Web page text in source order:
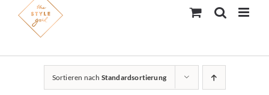
Sortieren nach Standardsortierung